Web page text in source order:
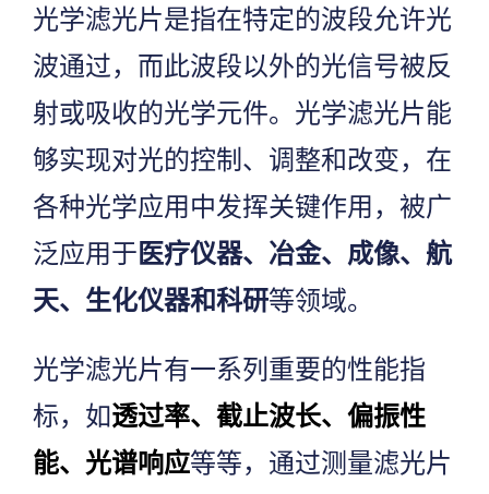
光学滤光片是指在特定的波段允许光
波通过，而此波段以外的光信号被反
射或吸收的光学元件。光学滤光片能
够实现对光的控制、调整和改变，在
各种光学应用中发挥关键作用，被广
泛应用于 医疗仪器、冶金、成像、航
天、生化仪器和科研等领域。
光学滤光片有一系列重要的性能指
标，如透过率、截止波长、偏振性
能、光谱响应等等，通过测量滤光片